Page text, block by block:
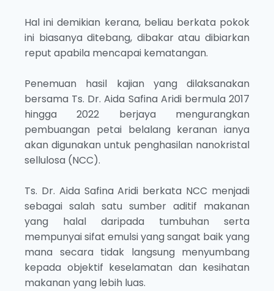
Hal ini demikian kerana, beliau berkata pokok
ini biasanya ditebang, dibakar atau dibiarkan
reput apabila mencapai kematangan.
Penemuan hasil kajian yang dilaksanakan
bersama Ts. Dr. Aida Safina Aridi bermula 2017
hingga 2022 berjaya mengurangkan
pembuangan petai belalang keranan ianya
akan digunakan untuk penghasilan nanokristal
sellulosa (NCC).
Ts. Dr. Aida Safina Aridi berkata NCC menjadi
sebagai salah satu sumber aditif makanan
yang halal daripada tumbuhan serta
mempunyai sifat emulsi yang sangat baik yang
mana secara tidak langsung menyumbang
kepada objektif keselamatan dan kesihatan
makanan yang lebih luas.